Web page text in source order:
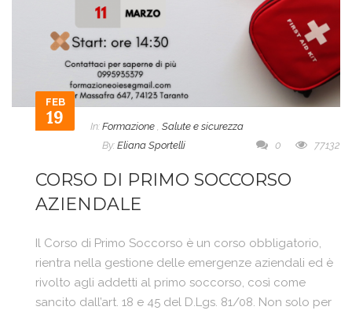
FEB
19 In: Formazione , Salute e sicurezza
By: Eliana Sportelli 0 77132
CORSO DI PRIMO SOCCORSO
AZIENDALE
Il Corso di Primo Soccorso è un corso obbligatorio,
rientra nella gestione delle emergenze aziendali ed è
rivolto agli addetti al primo soccorso, così come
sancito dall’art. 18 e 45 del D.Lgs. 81/08. Non solo per